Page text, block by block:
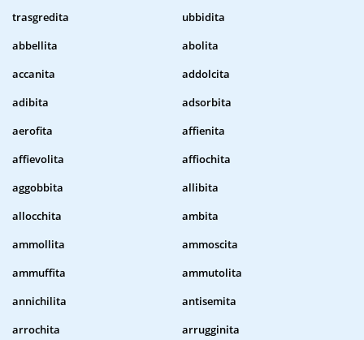
trasgredita
ubbidita
abbellita
abolita
accanita
addolcita
adibita
adsorbita
aerofita
affienita
affievolita
affiochita
aggobbita
allibita
allocchita
ambita
ammollita
ammoscita
ammuffita
ammutolita
annichilita
antisemita
arrochita
arrugginita